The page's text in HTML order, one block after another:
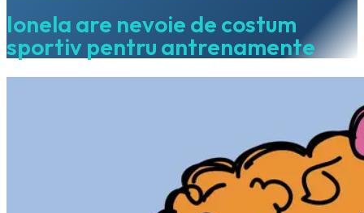
Ionela are nevoie de costum
sportiv pentru antrenamente